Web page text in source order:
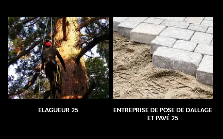
ELAGUEUR 25
ENTREPRISE DE POSE DE DALLAGE
ET PAVÉ 25